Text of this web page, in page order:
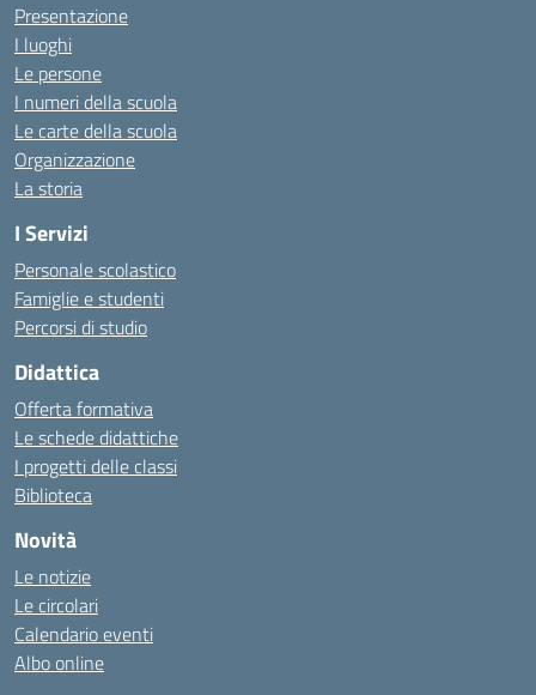
Presentazione
I luoghi
Le persone
I numeri della scuola
Le carte della scuola
Organizzazione
La storia
I Servizi
Personale scolastico
Famiglie e studenti
Percorsi di studio
Didattica
Offerta formativa
Le schede didattiche
I progetti delle classi
Biblioteca
Novità
Le notizie
Le circolari
Calendario eventi
Albo online